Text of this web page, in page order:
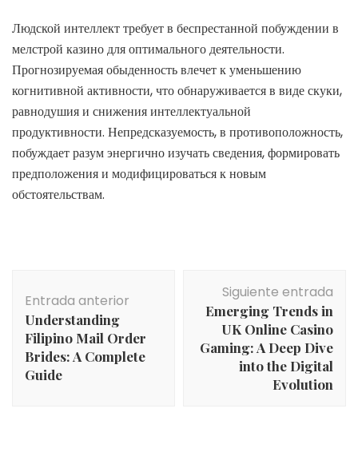
Людской интеллект требует в беспрестанной побуждении в
мелстрой казино для оптимального деятельности.
Прогнозируемая обыденность влечет к уменьшению
когнитивной активности, что обнаруживается в виде скуки,
равнодушия и снижения интеллектуальной
продуктивности. Непредсказуемость, в противоположность,
побуждает разум энергично изучать сведения, формировать
предположения и модифицироваться к новым
обстоятельствам.
de
entradas
Entrada anterior
Understanding
Filipino Mail Order
Brides: A Complete
Guide
Siguiente entrada
Emerging Trends in
UK Online Casino
Gaming: A Deep Dive
into the Digital
Evolution